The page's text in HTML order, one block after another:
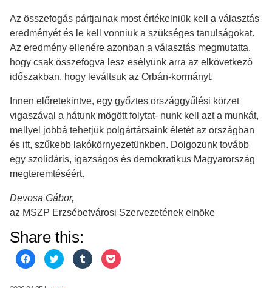
Az összefogás pártjainak most értékelniük kell a választás
eredményét és le kell vonniuk a szükséges tanulságokat.
Az eredmény ellenére azonban a választás megmutatta,
hogy csak összefogva lesz esélyünk arra az elkövetkező
időszakban, hogy leváltsuk az Orbán-kormányt.
Innen előretekintve, egy győztes országgyűlési körzet
vigaszával a hátunk mögött folytat- nunk kell azt a munkát,
mellyel jobbá tehetjük polgártársaink életét az országban
és itt, szűkebb lakókörnyezetünkben. Dolgozunk tovább
egy szolidáris, igazságos és demokratikus Magyarország
megteremtéséért.
Devosa Gábor,
az MSZP Erzsébetvárosi Szervezetének elnöke
Share this:
C
l
k
C
l
k
C
l
C
l